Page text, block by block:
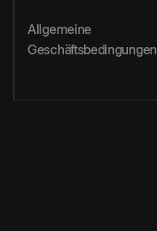
Allgemeine
Geschäftsbedingungen